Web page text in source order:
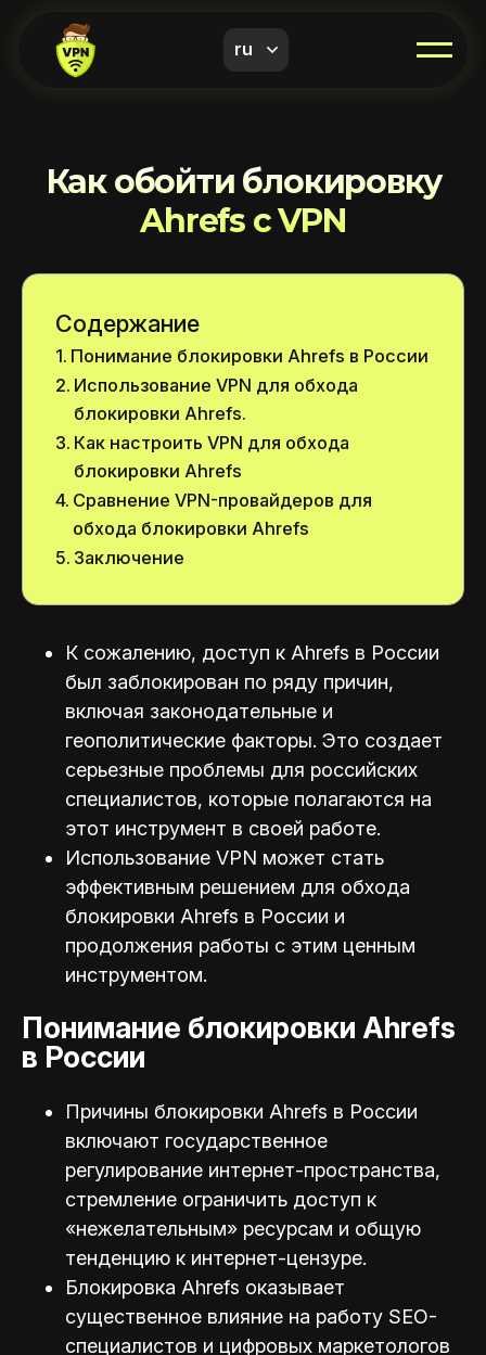
ru
Как обойти блокировку
Ahrefs с VPN
Содержание
Понимание блокировки Ahrefs в России
Использование VPN для обхода
блокировки Ahrefs.
Как настроить VPN для обхода
блокировки Ahrefs
Сравнение VPN-провайдеров для
обхода блокировки Ahrefs
Заключение
К сожалению, доступ к Ahrefs в России
был заблокирован по ряду причин,
включая законодательные и
геополитические факторы. Это создает
серьезные проблемы для российских
специалистов, которые полагаются на
этот инструмент в своей работе.
Использование VPN может стать
эффективным решением для обхода
блокировки Ahrefs в России и
продолжения работы с этим ценным
инструментом.
Понимание блокировки Ahrefs
в России
Причины блокировки Ahrefs в России
включают государственное
регулирование интернет-пространства,
стремление ограничить доступ к
«нежелательным» ресурсам и общую
тенденцию к интернет-цензуре.
Блокировка Ahrefs оказывает
существенное влияние на работу SEO-
специалистов и цифровых маркетологов